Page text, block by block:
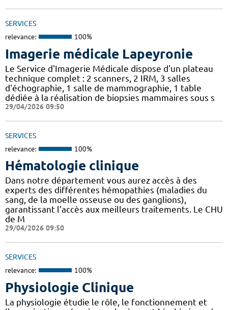
SERVICES
relevance: 100%
Imagerie médicale Lapeyronie
Le Service d'Imagerie Médicale dispose d'un plateau
technique complet : 2 scanners, 2 IRM, 3 salles
d'échographie, 1 salle de mammographie, 1 table
dédiée à la réalisation de biopsies mammaires sous s
29/04/2026 09:50
SERVICES
relevance: 100%
Hématologie clinique
Dans notre département vous aurez accès à des
experts des différentes hémopathies (maladies du
sang, de la moelle osseuse ou des ganglions),
garantissant l’accès aux meilleurs traitements. Le CHU
de M
29/04/2026 09:50
SERVICES
relevance: 100%
Physiologie Clinique
La physiologie étudie le rôle, le fonctionnement et